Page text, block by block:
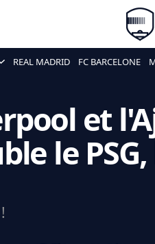
REAL MADRID FC BARCELONE
et
le